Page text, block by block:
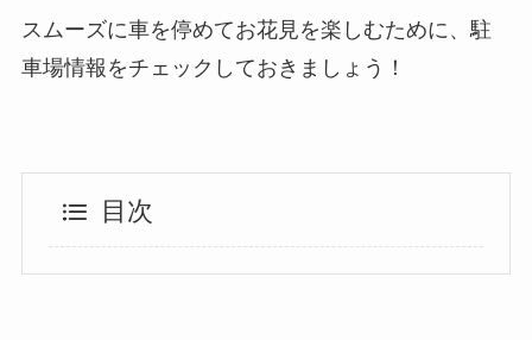
スムーズに車を停めてお花見を楽しむために、駐
車場情報をチェックしておきましょう！
目次